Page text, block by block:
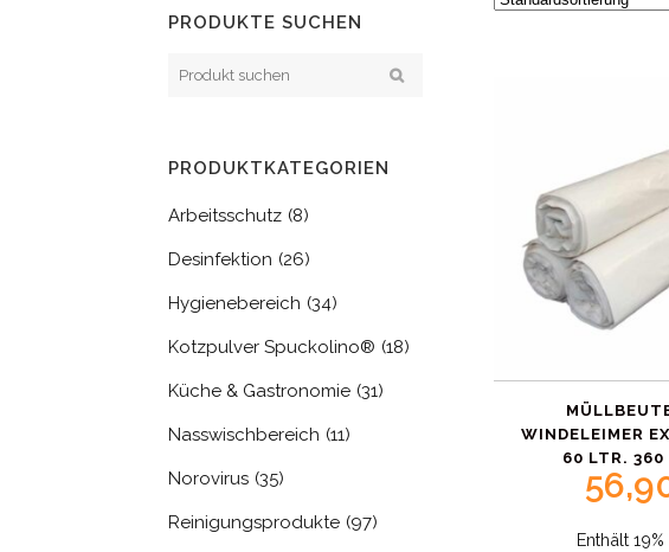
PRODUKTE SUCHEN
PRODUKTKATEGORIEN
Arbeitsschutz (8)
Desinfektion (26)
Hygienebereich (34)
Kotzpulver Spuckolino® (18)
Küche & Gastronomie (31)
Nasswischbereich (11)
Norovirus (35)
Reinigungsprodukte (97)
WINDELEIMER
60 LTR. 360
Enthält 19%